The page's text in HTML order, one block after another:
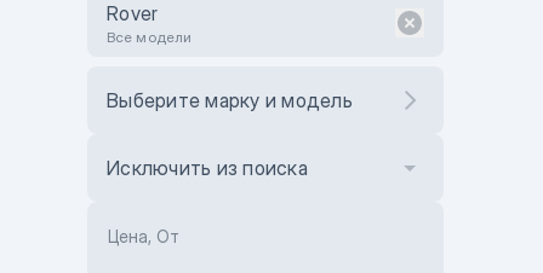
Rover
Все модели
Выберите марку и модель
Исключить из поиска
Цена, От